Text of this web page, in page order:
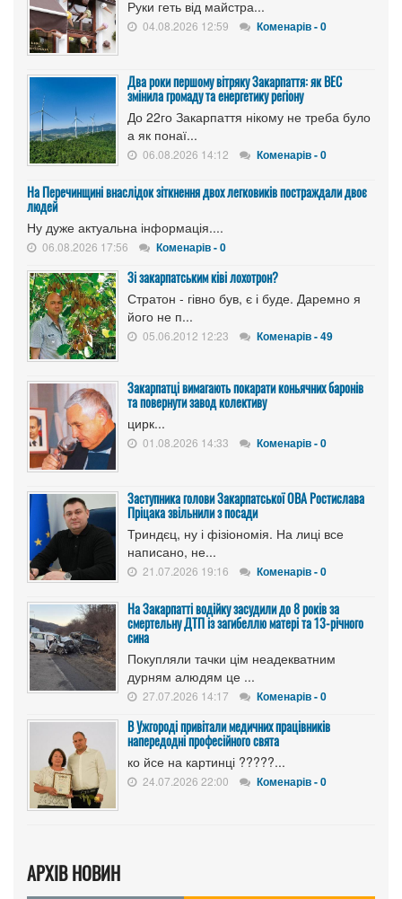
Руки геть від майстра...
04.08.2026 12:59 Коменарів - 0
Два роки першому вітряку Закарпаття: як ВЕС
змінила громаду та енергетику регіону
До 22го Закарпаття нікому не треба було
а як понаї...
06.08.2026 14:12 Коменарів - 0
На Перечинщині внаслідок зіткнення двох легковиків постраждали двоє
людей
Ну дуже актуальна інформація....
06.08.2026 17:56 Коменарів - 0
Зі закарпатським ківі лохотрон?
Стратон - гівно був, є і буде. Даремно я
його не п...
05.06.2012 12:23 Коменарів - 49
Закарпатці вимагають покарати коньячних баронів
та повернути завод колективу
цирк...
01.08.2026 14:33 Коменарів - 0
Заступника голови Закарпатської ОВА Ростислава
Пріцака звільнили з посади
Триндєц, ну і фізіономія. На лиці все
написано, не...
21.07.2026 19:16 Коменарів - 0
На Закарпатті водійку засудили до 8 років за
смертельну ДТП із загибеллю матері та 13-річного
сина
Покупляли тачки цім неадекватним
дурням алюдям це ...
27.07.2026 14:17 Коменарів - 0
В Ужгороді привітали медичних працівників
напередодні професійного свята
ко йсе на картинці ?????...
24.07.2026 22:00 Коменарів - 0
АРХІВ НОВИН